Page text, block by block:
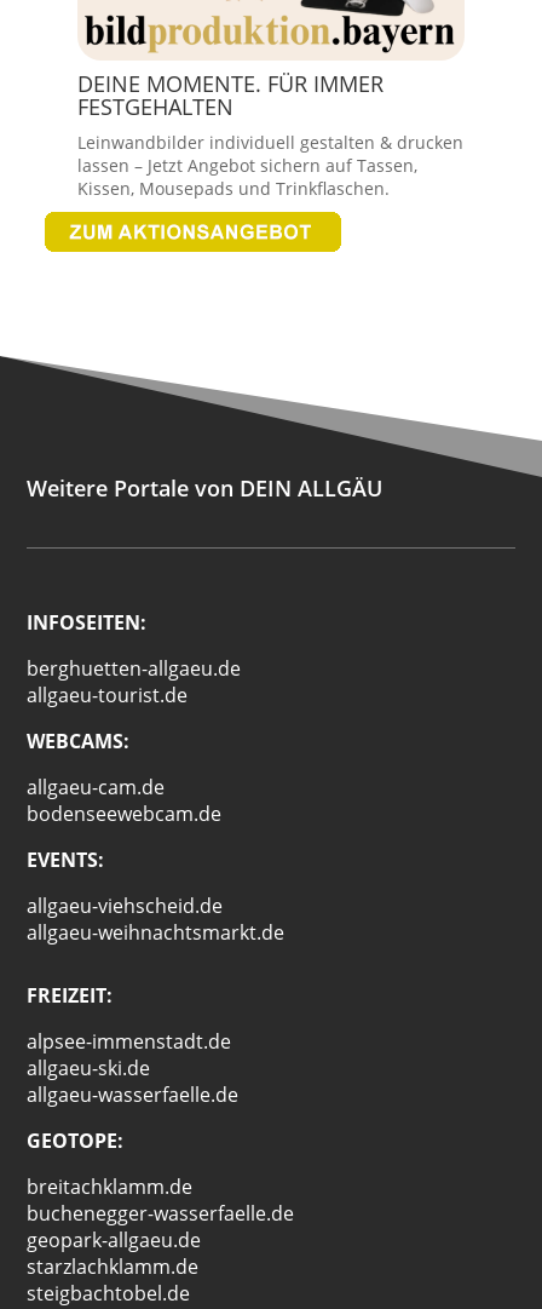
DEINE MOMENTE. FÜR IMMER
FESTGEHALTEN
Leinwandbilder individuell gestalten & drucken
lassen – Jetzt Angebot sichern auf Tassen,
Kissen, Mousepads und Trinkflaschen.
Weitere Portale von DEIN ALLGÄU
INFOSEITEN:
berghuetten-allgaeu.de
allgaeu-tourist.de
WEBCAMS:
allgaeu-cam.de
bodenseewebcam.de
EVENTS:
allgaeu-viehscheid.de
allgaeu-weihnachtsmarkt.de
FREIZEIT:
alpsee-immenstadt.de
allgaeu-ski.de
allgaeu-wasserfaelle.de
GEOTOPE:
breitachklamm.de
buchenegger-wasserfaelle.de
geopark-allgaeu.de
starzlachklamm.de
steigbachtobel.de